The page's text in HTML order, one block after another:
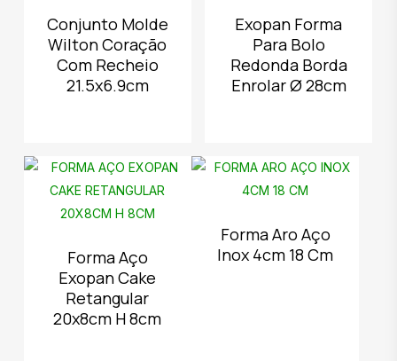
Conjunto Molde
Wilton Coração
Com Recheio
21.5x6.9cm
Exopan Forma
Para Bolo
Redonda Borda
Enrolar Ø 28cm
Forma Aço
Exopan Cake
Retangular
20x8cm H 8cm
Forma Aro Aço
Inox 4cm 18 Cm